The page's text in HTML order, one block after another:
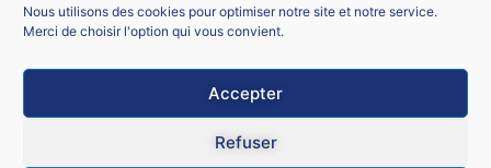
Nous utilisons des cookies pour optimiser notre site et notre service.
Merci de choisir l'option qui vous convient.
Accepter
Refuser
21 bis rue George Sand
18100 Vierzon
Mentions légales